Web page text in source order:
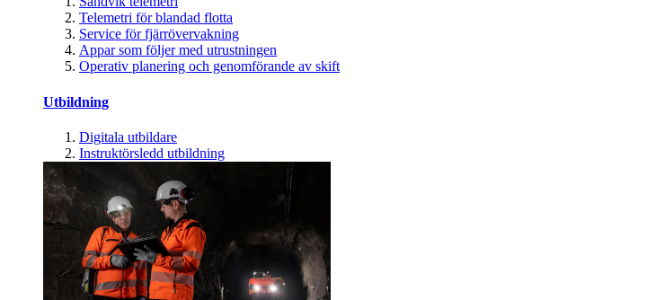
Telemetri för blandad flotta
Service för fjärrövervakning
Appar som följer med utrustningen
Operativ planering och genomförande av skift
Utbildning
Digitala utbildare
Instruktörsledd utbildning